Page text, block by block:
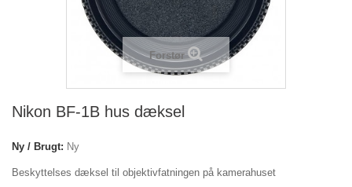
Forstør
Nikon BF-1B hus dæksel
Ny / Brugt: Ny
Beskyttelses dæksel til objektivfatningen på kamerahuset